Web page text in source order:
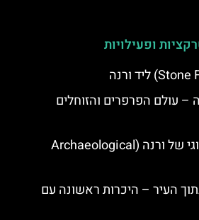
ופעילויות
– עולם הפרפרים והזוחלים
המוזיאון הארכיאולוגי של ורנה (Archaeological
העיר – היכרות ראשונה עם